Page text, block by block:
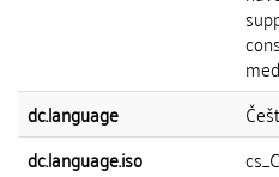
dc.language
dc.language.iso